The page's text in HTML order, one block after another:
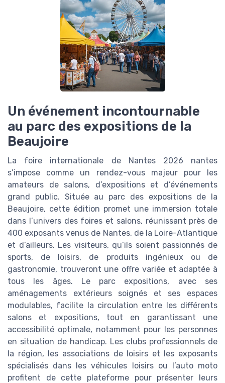
Un événement incontournable
au parc des expositions de la
Beaujoire
La foire internationale de Nantes 2026 nantes
s’impose comme un rendez-vous majeur pour les
amateurs de salons, d’expositions et d’événements
grand public. Située au parc des expositions de la
Beaujoire, cette édition promet une immersion totale
dans l’univers des foires et salons, réunissant près de
400 exposants venus de Nantes, de la Loire-Atlantique
et d’ailleurs. Les visiteurs, qu’ils soient passionnés de
sports, de loisirs, de produits ingénieux ou de
gastronomie, trouveront une offre variée et adaptée à
tous les âges. Le parc expositions, avec ses
aménagements extérieurs soignés et ses espaces
modulables, facilite la circulation entre les différents
salons et expositions, tout en garantissant une
accessibilité optimale, notamment pour les personnes
en situation de handicap. Les clubs professionnels de
la région, les associations de loisirs et les exposants
spécialisés dans les véhicules loisirs ou l’auto moto
profitent de cette plateforme pour présenter leurs